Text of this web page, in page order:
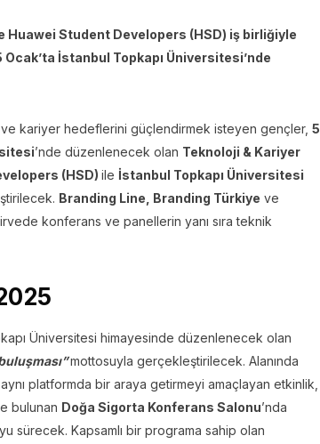
Huawei Student Developers (HSD) iş birliğiyle
İstanbul Topkapı Üniversitesi’nde
ve kariyer hedeflerini güçlendirmek isteyen gençler, 5
’nde düzenlenecek olan Teknoloji & Kariyer
(HSD) ile İstanbul Topkapı Üniversitesi
Branding Line, Branding Türkiye ve
konferans ve panellerin yanı sıra teknik
Üniversitesi himayesinde düzenlenecek olan
mottosuyla gerçekleştirilecek. Alanında
platformda bir araya getirmeyi amaçlayan etkinlik,
bulunan Doğa Sigorta Konferans Salonu’nda
sürecek. Kapsamlı bir programa sahip olan